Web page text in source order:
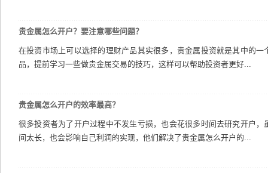
贵金属怎么开户？要注意哪些问题？
在投资市场上可以选择的理财产品其实很多，贵金属投资就是其中的
品，提前学习一些做贵金属交易的技巧，这样可以帮助投资者更好...
贵金属怎么开户的效率最高？
很多投资者为了开户过程中不发生亏损，也会花很多时间去研究开户
间太长，也会影响自己利润的实现，他们解决了贵金属怎么开户的...